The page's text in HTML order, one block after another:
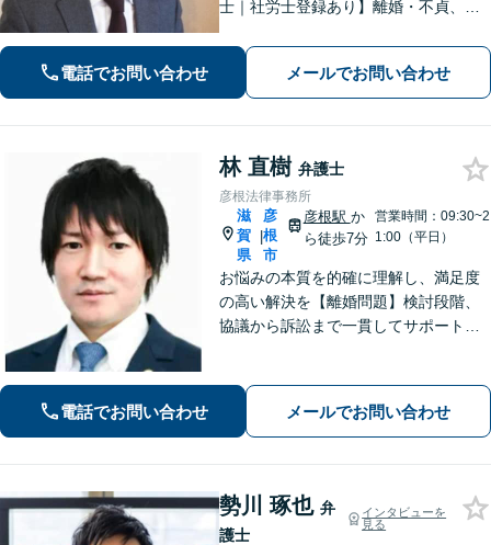
士｜社労士登録あり】離婚・不貞、破
リラックスしてお越しください。丁寧
にお話をお聴きします【草津駅2分｜駐
車場あり】【土日祝対応】
電話でお問い合わせ メールでお問い合わせ
林 直樹 弁護士
彦根法律事務所
滋
賀
県
|
彦
根
市
彦根駅 か
ら徒歩7分
営業時間：09:30~2
1:00（平日）
お悩みの本質を的確に理解し、満足度
の高い解決を【離婚問題】検討段階、
協議から訴訟まで一貫してサポート
求など幅広く対応【オンライン面談】
【彦根駅7分】
電話でお問い合わせ メールでお問い合わせ
勢川 琢也 弁
護士
インタビューを
見る